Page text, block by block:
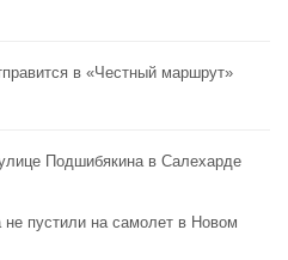
в «Честный маршрут»
Подшибякина в Салехарде
не пустили на самолет в Новом